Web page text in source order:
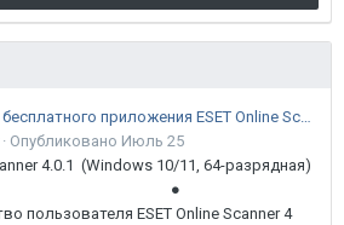
Новая версия бесплатного приложения ESET Online Scanner доступна пользователям
Опубликовано Июль 25
4.0.1 (Windows 10/11, 64-разрядная)
пользователя ESET Online Scanner 4